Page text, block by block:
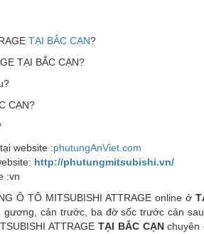
TẠI BẮC CẠN?
TẠI BẮC CẠN?
CẠN?
website :phutungAnViet.com
http://phutungmitsubishi.vn/
:vn
Ô TÔ MITSUBISHI ATTRAGE online ở
gương, cản trước, ba đờ sốc trước cản
ATTRAGE TẠI BẮC CẠNchuyên